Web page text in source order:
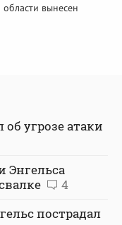
вынесен
угрозе атаки
Энгельса
4
пострадал